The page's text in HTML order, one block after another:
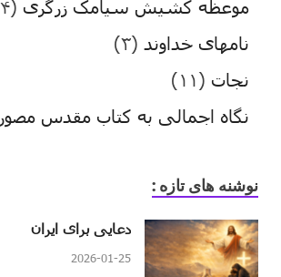
موعظه کشیش سیامک زرگری (۱۴)
نامهای خداوند (۳)
نجات (۱۱)
نگاه اجمالی به کتاب مقدس مصور
نوشنه های تازه :
دعایی برای ایران
2026-01-25